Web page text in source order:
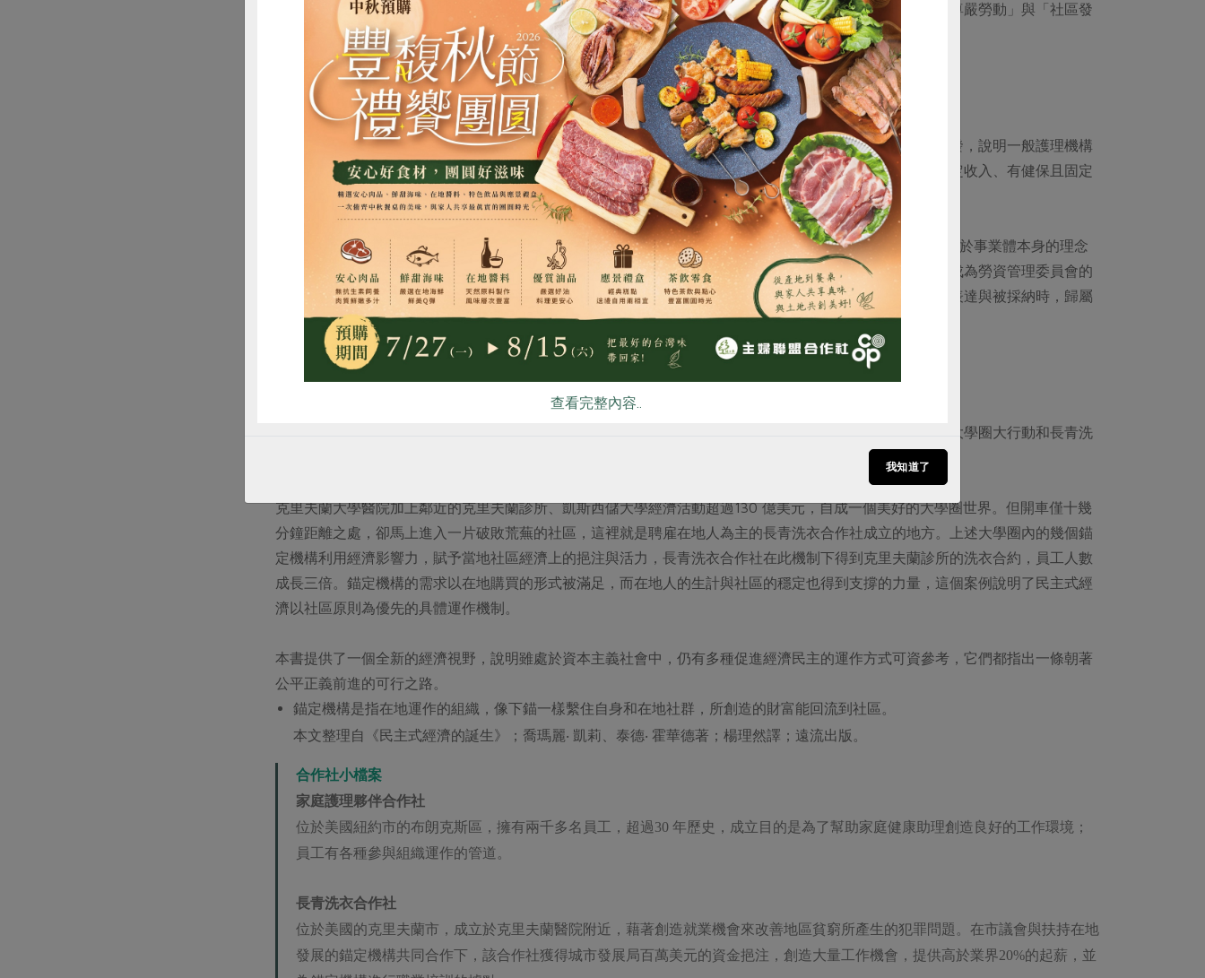
過了解這些組織的運作模式，來歸納與掌握何謂民主式經濟。以下以書中兩個案例呈現民主式經濟實踐下「尊嚴勞動」與「社區發
展」的運作模式。
保障勞動尊嚴 實踐產業民主
美國克里福蘭市的「家庭護理夥伴合作社」是說明「勞動先於資本」的經典。案例以一位女性看護的故事出發，說明一般護理機構
與合作社之間的差異。她原本在機構從事兼職、無保險的看護工作，直到進入護理合作社後，才開始享有穩定收入、有健保且固定
年休的工作待遇。
在美國，家庭看護的員工流動率高達66%，然而護理合作社的流動率僅為20 ～ 25%，能夠造就如此佳績，在於事業體本身的理念
及組織架構：民主的管理模式。在護理合作社，員工擁有正式發言權，例如投票選舉董事會成員、透過選任成為勞資管理委員會的
幹部。這間合作社不希望員工的存在僅為老闆服務，或幫股東與董事創造高報酬。而當員工的意見得以充分表達與被採納時，歸屬
感與工作認同即自然產生，員工也更願意付出來維持組織運作，組織的目標「提高員工薪資」也就得以達成。
以公共利益復甦地方經濟
民主式經濟認為經濟生產的目的是將經濟價值回歸公眾，並強化地方社群的發展。作者以美國克里福蘭市的大學圈大行動和長青洗
克里夫蘭大學醫院加上鄰近的克里夫蘭診所、凱斯西儲大學經濟活動超過130 億美元，自成一個美好的大學圈世界。但開車僅十幾
分鐘距離之處，卻馬上進入一片破敗荒蕪的社區，這裡就是聘雇在地人為主的長青洗衣合作社成立的地方。上述大學圈內的幾個錨
定機構利用經濟影響力，賦予當地社區經濟上的挹注與活力，長青洗衣合作社在此機制下得到克里夫蘭診所的洗衣合約，員工人數
成長三倍。錨定機構的需求以在地購買的形式被滿足，而在地人的生計與社區的穩定也得到支撐的力量，這個案例說明了民主式經
濟以社區原則為優先的具體運作機制。
本書提供了一個全新的經濟視野，說明雖處於資本主義社會中，仍有多種促進經濟民主的運作方式可資參考，它們都指出一條朝著
公平正義前進的可行之路。
錨定機構是指在地運作的組織，像下錨一樣繫住自身和在地社群，所創造的財富能回流到社區。
本文整理自《民主式經濟的誕生》；喬瑪麗‧ 凱莉、泰德‧ 霍華德著；楊理然譯；遠流出版。
合作社小檔案
家庭護理夥伴合作社
位於美國紐約市的布朗克斯區，擁有兩千多名員工，超過30 年歷史，成立目的是為了幫助家庭健康助理創造良好的工作環境；
員工有各種參與組織運作的管道。
長青洗衣合作社
位於美國的克里夫蘭市，成立於克里夫蘭醫院附近，藉著創造就業機會來改善地區貧窮所產生的犯罪問題。在市議會與扶持在地
發展的錨定機構共同合作下，該合作社獲得城市發展局百萬美元的資金挹注，創造大量工作機會，提供高於業界20%的起薪，並
惜食 RPET 食譜 減硝酸鹽 雞蛋 食安 共同購買
查看完整內容..
我知道了